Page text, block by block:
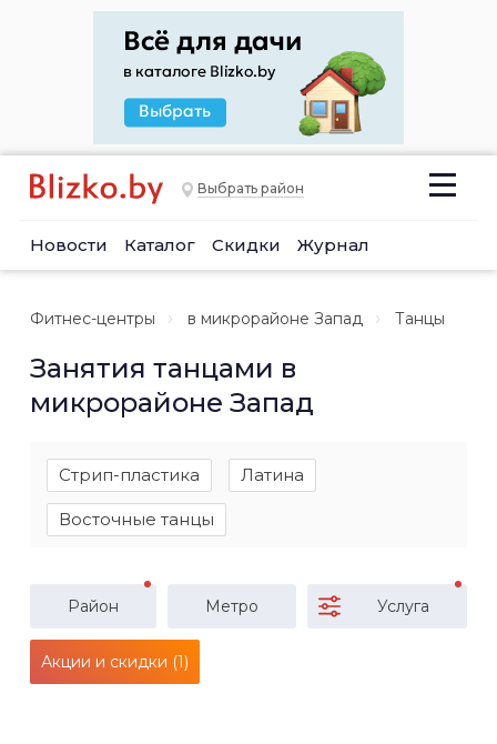
Выбрать район
Новости Каталог Скидки Журнал
Фитнес-центры в микрорайоне Запад Танцы
Занятия танцами в
микрорайоне Запад
Стрип-пластика Латина
Восточные танцы
Район Метро Услуга
Акции и скидки (1)